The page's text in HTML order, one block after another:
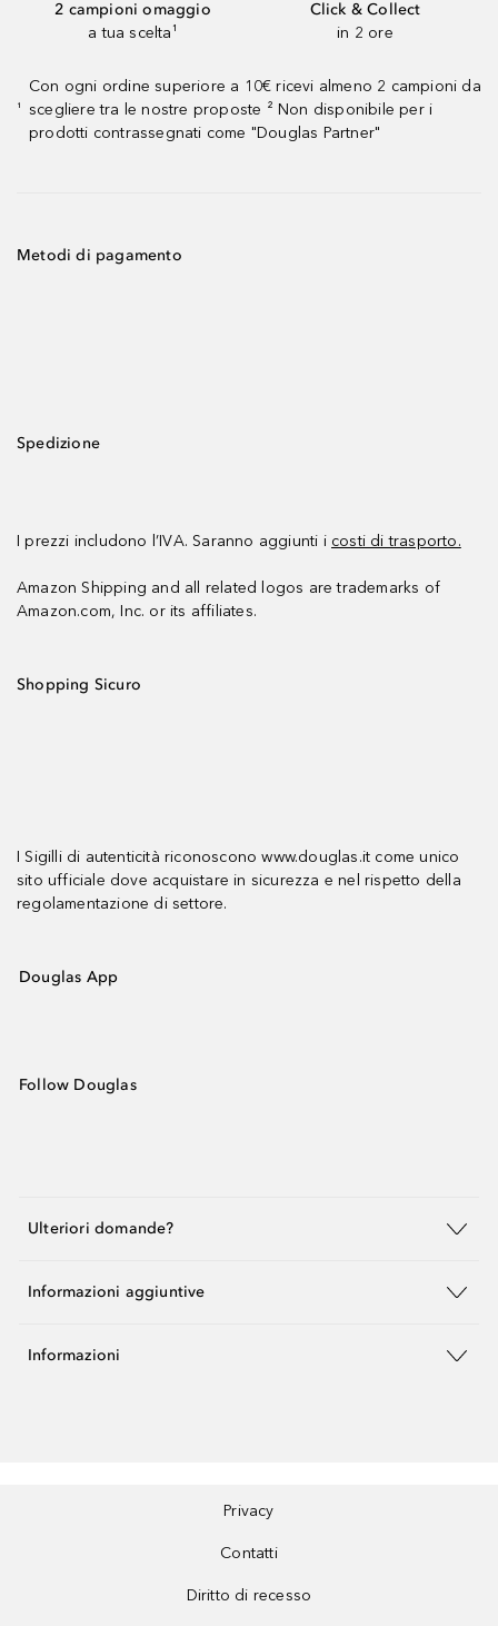
2 campioni omaggio
a tua scelta¹
Click & Collect
in 2 ore
¹
Con ogni ordine superiore a 10€ ricevi almeno 2 campioni da
scegliere tra le nostre proposte ² Non disponibile per i
prodotti contrassegnati come "Douglas Partner"
Metodi di pagamento
Spedizione
I prezzi includono l’IVA. Saranno aggiunti i costi di trasporto.
Amazon Shipping and all related logos are trademarks of
Amazon.com, Inc. or its affiliates.
Shopping Sicuro
I Sigilli di autenticità riconoscono www.douglas.it come unico
sito ufficiale dove acquistare in sicurezza e nel rispetto della
regolamentazione di settore.
Douglas App
Follow Douglas
Ulteriori domande?
Informazioni aggiuntive
Informazioni
Privacy
Contatti
Diritto di recesso